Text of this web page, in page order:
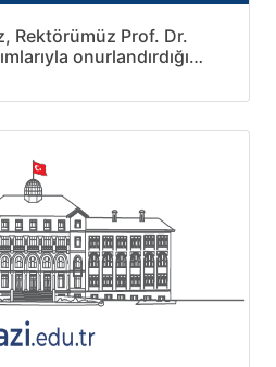
Rektörümüz Prof. Dr.
onurlandırdığı